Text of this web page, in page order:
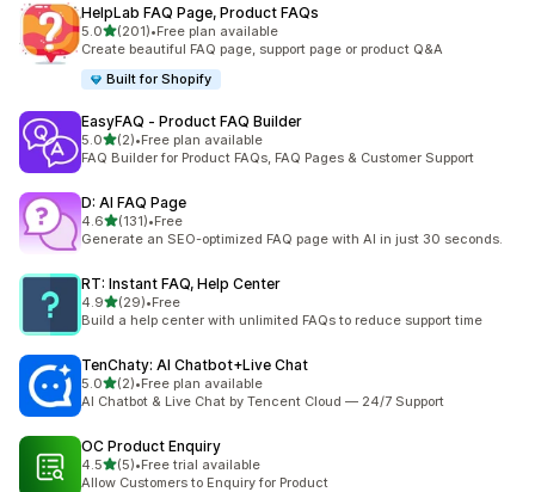
HelpLab FAQ Page, Product FAQs
5.05つ星中
(201)
合計レビュー数：201件
•Free plan available
Create beautiful FAQ page, support page or product Q&A
Built for Shopify
EasyFAQ ‑ Product FAQ Builder
5.05つ星中
(2)
合計レビュー数：2件
•Free plan available
FAQ Builder for Product FAQs, FAQ Pages & Customer Support
D: AI FAQ Page
4.65つ星中
(131)
合計レビュー数：131件
•Free
Generate an SEO-optimized FAQ page with AI in just 30 seconds.
RT: Instant FAQ, Help Center
4.95つ星中
(29)
合計レビュー数：29件
•Free
Build a help center with unlimited FAQs to reduce support time
TenChaty: AI Chatbot+Live Chat
5.05つ星中
(2)
合計レビュー数：2件
•Free plan available
AI Chatbot & Live Chat by Tencent Cloud — 24/7 Support
OC Product Enquiry
4.55つ星中
(5)
合計レビュー数：5件
•Free trial available
Allow Customers to Enquiry for Product